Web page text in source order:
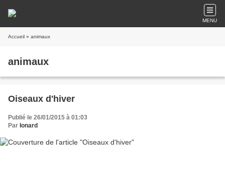
MENU
Accueil » animaux
animaux
Oiseaux d'hiver
Publié le 26/01/2015 à 01:03
Par Ionard